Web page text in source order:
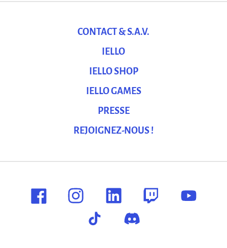
CONTACT & S.A.V.
IELLO
IELLO SHOP
IELLO GAMES
PRESSE
REJOIGNEZ-NOUS !